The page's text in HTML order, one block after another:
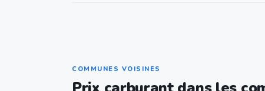
COMMUNES VOISINES